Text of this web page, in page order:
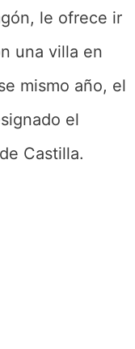
le ofrece ir
una villa en
mismo año, el
el
Castilla.